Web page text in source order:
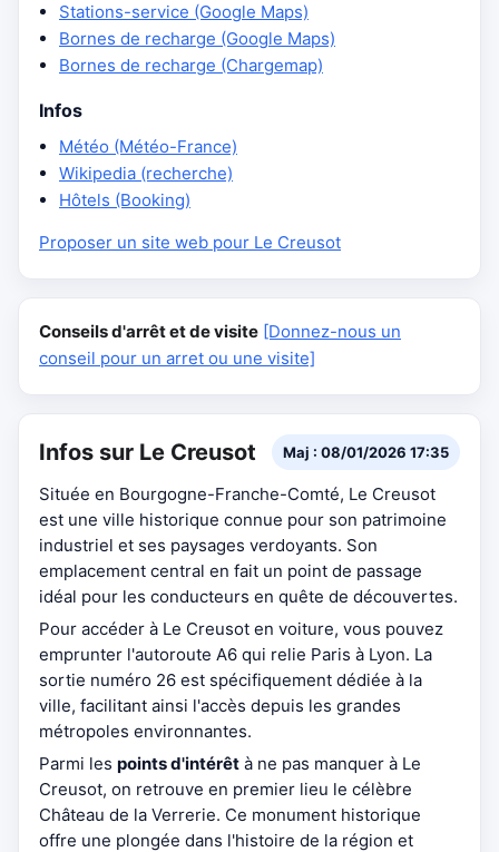
Stations-service (Google Maps)
Bornes de recharge (Google Maps)
Bornes de recharge (Chargemap)
Infos
Météo (Météo-France)
Wikipedia (recherche)
Hôtels (Booking)
Proposer un site web pour Le Creusot
Conseils d'arrêt et de visite [Donnez-nous un
conseil pour un arret ou une visite]
Infos sur Le Creusot Maj : 08/01/2026 17:35
Située en Bourgogne-Franche-Comté, Le Creusot
est une ville historique connue pour son patrimoine
industriel et ses paysages verdoyants. Son
emplacement central en fait un point de passage
idéal pour les conducteurs en quête de découvertes.
Pour accéder à Le Creusot en voiture, vous pouvez
emprunter l'autoroute A6 qui relie Paris à Lyon. La
sortie numéro 26 est spécifiquement dédiée à la
ville, facilitant ainsi l'accès depuis les grandes
métropoles environnantes.
Parmi les points d'intérêt à ne pas manquer à Le
Creusot, on retrouve en premier lieu le célèbre
Château de la Verrerie. Ce monument historique
offre une plongée dans l'histoire de la région et